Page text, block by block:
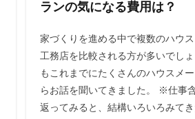
ランの気になる費用は？
家づくりを進める中で複数のハウ
工務店を比較される方が多いでし
もこれまでにたくさんのハウスメ
らお話を聞いてきました。 ※仕事
返ってみると、結構いろいろみて